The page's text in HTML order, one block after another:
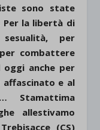
sono state
la libertà di
per
per combattere
oggi anche per
affascinato e al
Stamattima
allestivamo
(CS)